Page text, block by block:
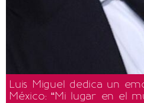
Luis Miguel dedica un
México: “Mi lugar en el